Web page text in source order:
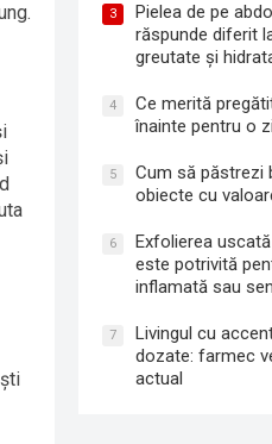
3
Pielea de pe
răspunde diferit
greutate și
4
Ce merită
înainte pentru o
5
Cum să păstrezi
obiecte cu
6
Exfolierea
este potrivită
inflamată sau
7
Livingul cu
dozate: farmec
actual